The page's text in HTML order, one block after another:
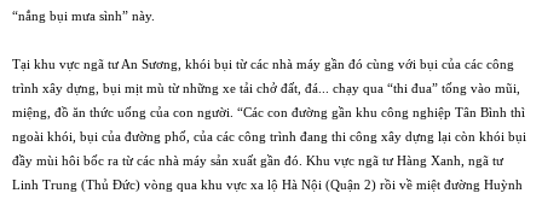
“nắng bụi mưa sình” này.
Tại khu vực ngã tư An Sương, khói bụi từ các nhà máy gần đó cùng với bụi của các công
trình xây dựng, bụi mịt mù từ những xe tải chở đất, đá... chạy qua “thi đua” tống vào mũi,
miệng, đồ ăn thức uống của con người. “Các con đường gần khu công nghiệp Tân Bình thì
ngoài khói, bụi của đường phố, của các công trình đang thi công xây dựng lại còn khói bụi
đầy mùi hôi bốc ra từ các nhà máy sản xuất gần đó. Khu vực ngã tư Hàng Xanh, ngã tư
Linh Trung (Thủ Ðức) vòng qua khu vực xa lộ Hà Nội (Quận 2) rồi về miệt đường Huỳnh